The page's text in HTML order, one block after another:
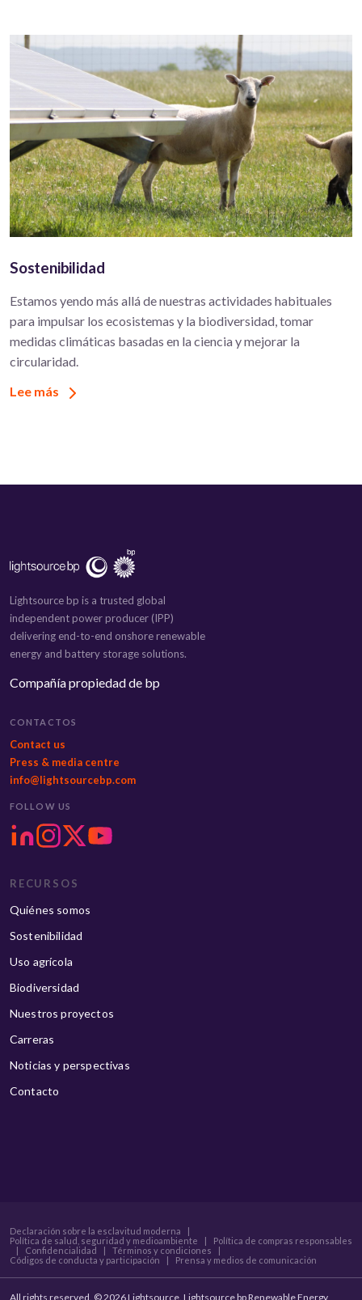
Sostenibilidad
Estamos yendo más allá de nuestras actividades habituales
para impulsar los ecosistemas y la biodiversidad, tomar
medidas climáticas basadas en la ciencia y mejorar la
circularidad.
Lee más
Lightsource bp is a trusted global
independent power producer (IPP)
delivering end-to-end onshore renewable
energy and battery storage solutions.
Compañía propiedad de bp
CONTACTOS
Contact us
Press & media centre
info@lightsourcebp.com
FOLLOW US
RECURSOS
Quiénes somos
Sostenibilidad
Uso agrícola
Biodiversidad
Nuestros proyectos
Carreras
Noticias y perspectivas
Contacto
Declaración sobre la esclavitud moderna
|
Política de salud, seguridad y medioambiente
|
Política de compras responsables
|
Confidencialidad | Términos y condiciones
|
Códigos de conducta y participación
| Prensa y medios de comunicación
All rights reserved. © 2026 Lightsource. Lightsource bp Renewable Energy